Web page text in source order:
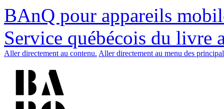
BAnQ pour appareils
Service québécois du livre
Aller directement au contenu. Aller directement au menu des